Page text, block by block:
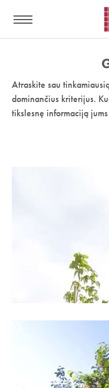
nuoroda:
Atraskite sau
dominančius kriterijus.
tikslesnę informaciją